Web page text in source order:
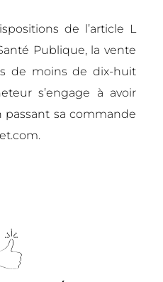
de l’article L
Publique, la vente
de moins de dix-huit
s’engage à avoir
passant sa commande